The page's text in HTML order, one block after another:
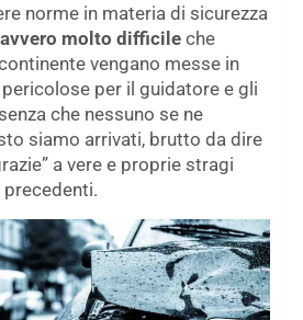
norme in materia di sicurezza
molto difficile che
vengano messe in
per il guidatore e gli
che nessuno se ne
siamo arrivati, brutto da dire
a vere e proprie stragi
precedenti.